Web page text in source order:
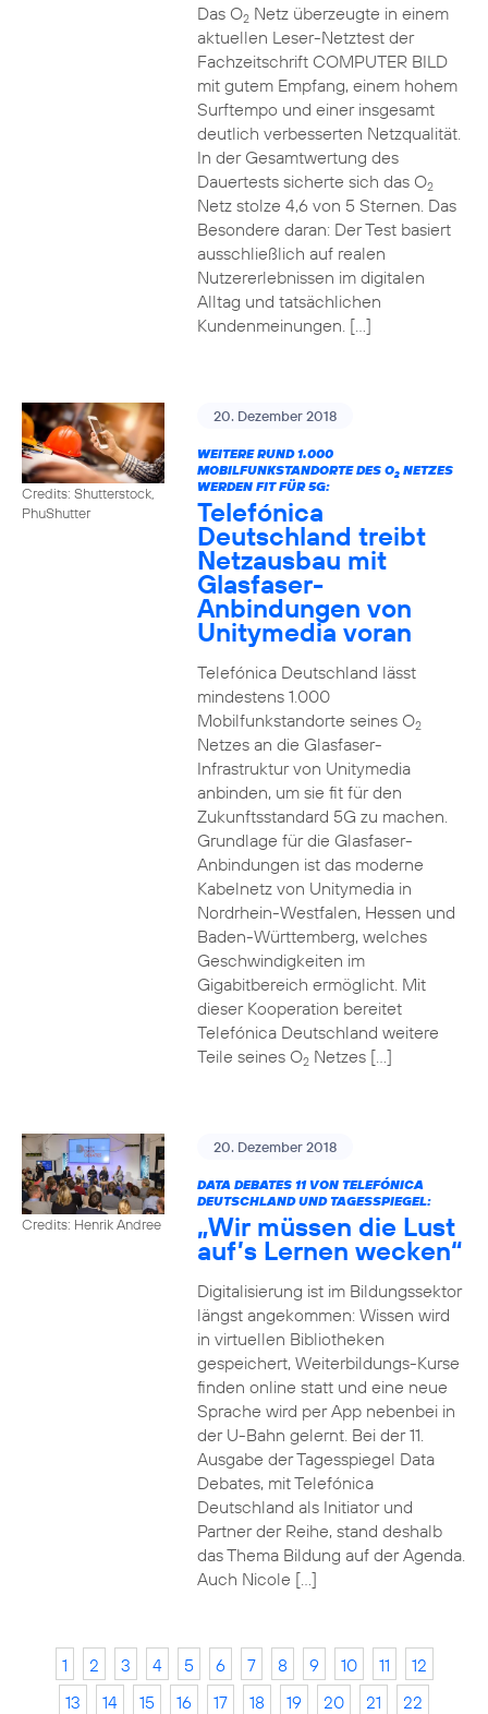
Das O2Netz überzeugte in einem
aktuellen Leser-Netztest der
Fachzeitschrift COMPUTER BILD
mit gutem Empfang, einem hohem
Surftempo und einer insgesamt
deutlich verbesserten Netzqualität.
In der Gesamtwertung des
Dauertests sicherte sich das O2
Netz stolze 4,6 von 5 Sternen. Das
Besondere daran: Der Test basiert
ausschließlich auf realen
Nutzererlebnissen im digitalen
Alltag und tatsächlichen
Kundenmeinungen. […]
Credits: Shutterstock,
PhuShutter
20. Dezember 2018
WEITERE RUND 1.000
MOBILFUNKSTANDORTE DES O2NETZES
WERDEN FIT FÜR 5G:
Telefónica
Deutschland treibt
Netzausbau mit
Glasfaser-
Anbindungen von
Unitymedia voran
Telefónica Deutschland lässt
mindestens 1.000
Mobilfunkstandorte seines O2
Netzes an die Glasfaser-
Infrastruktur von Unitymedia
anbinden, um sie fit für den
Zukunftsstandard 5G zu machen.
Grundlage für die Glasfaser-
Anbindungen ist das moderne
Kabelnetz von Unitymedia in
Nordrhein-Westfalen, Hessen und
Baden-Württemberg, welches
Geschwindigkeiten im
Gigabitbereich ermöglicht. Mit
dieser Kooperation bereitet
Telefónica Deutschland weitere
Teile seines O2Netzes […]
Credits: Henrik Andree
20. Dezember 2018
DATA DEBATES 11 VON TELEFÓNICA
DEUTSCHLAND UND TAGESSPIEGEL:
„Wir müssen die Lust
auf’s Lernen wecken“
Digitalisierung ist im Bildungssektor
längst angekommen: Wissen wird
in virtuellen Bibliotheken
gespeichert, Weiterbildungs-Kurse
finden online statt und eine neue
Sprache wird per App nebenbei in
der U-Bahn gelernt. Bei der 11.
Ausgabe der Tagesspiegel Data
Debates, mit Telefónica
Deutschland als Initiator und
Partner der Reihe, stand deshalb
das Thema Bildung auf der Agenda.
Auch Nicole […]
1 2 3 4 5 6 7 8 9 10 11
12
13
14 15 16 17 18 19 20 21
22